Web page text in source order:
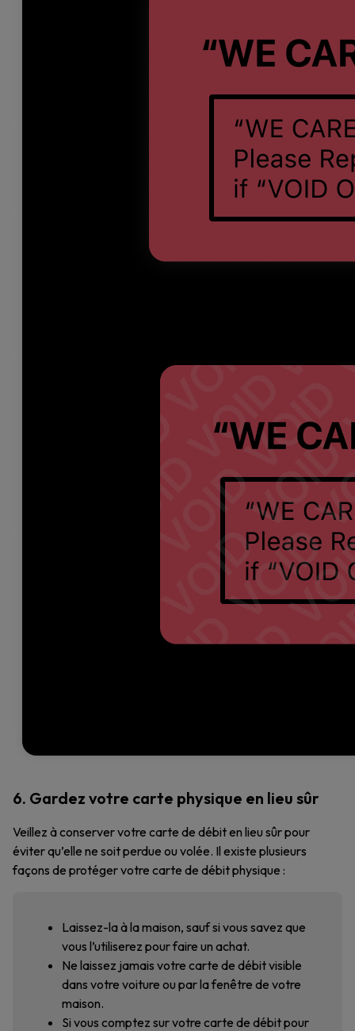
6. Gardez votre carte physique en lieu sûr
Veillez à conserver votre carte de débit en lieu sûr pour
éviter qu’elle ne soit perdue ou volée. Il existe plusieurs
façons de protéger votre carte de débit physique :
Laissez-la à la maison, sauf si vous savez que
vous l’utiliserez pour faire un achat.
Ne laissez jamais votre carte de débit visible
dans votre voiture ou par la fenêtre de votre
maison.
Si vous comptez sur votre carte de débit pour